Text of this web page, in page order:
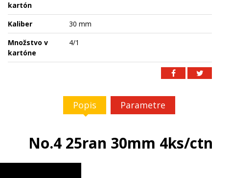
kartón
Kaliber
30 mm
Množstvo v
kartóne
4/1
Popis Parametre
No.4 25ran 30mm 4ks/ctn